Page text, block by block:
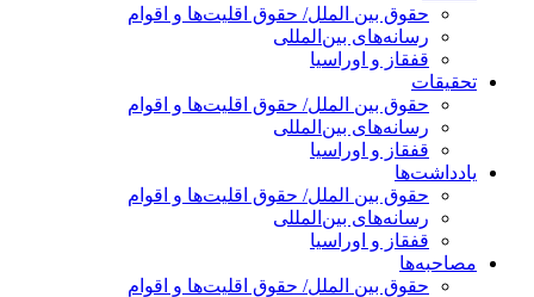
حقوق بین الملل/ حقوق اقلیت‌ها و اقوام
رسانه‌های بین‌المللی
قفقاز و اوراسیا
تحقیقات
حقوق بین الملل/ حقوق اقلیت‌ها و اقوام
رسانه‌های بین‌المللی
قفقاز و اوراسیا
یادداشت‌ها
حقوق بین الملل/ حقوق اقلیت‌ها و اقوام
رسانه‌های بین‌المللی
قفقاز و اوراسیا
مصاحبه‌ها
حقوق بین الملل/ حقوق اقلیت‌ها و اقوام